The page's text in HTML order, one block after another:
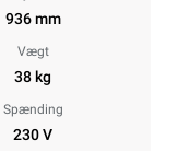
936 mm
Vægt
38 kg
Spænding
230 V